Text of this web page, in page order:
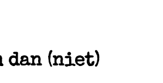
dan (niet)